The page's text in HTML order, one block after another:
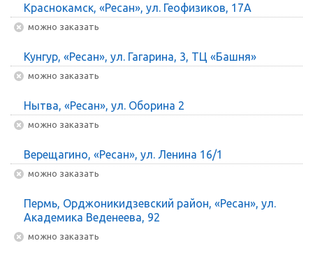
Краснокамск, «Ресан», ул. Геофизиков, 17А
Можно заказать
Кунгур, «Ресан», ул. Гагарина, 3, ТЦ «Башня»
Можно заказать
Нытва, «Ресан», ул. Оборина 2
Можно заказать
Верещагино, «Ресан», ул. Ленина 16/1
Можно заказать
Пермь, Орджоникидзевский район, «Ресан», ул.
Академика Веденеева, 92
Можно заказать